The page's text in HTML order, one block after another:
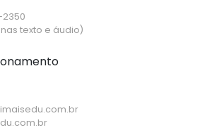
2350
texto e áudio)